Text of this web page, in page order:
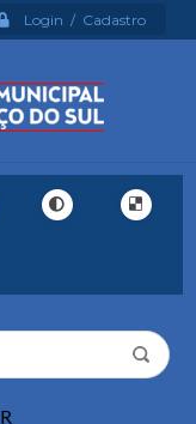
Login / Cadastro